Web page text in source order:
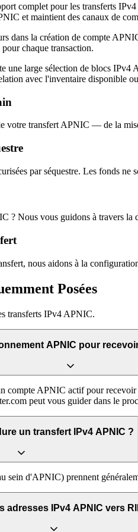
complet pour les transferts IPv4
et maintient des canaux de
dans la création de compte
chaque transaction.
une large sélection de blocs
avec l'inventaire disponible
votre transfert APNIC — de la
par séquestre. Les fonds
? Nous vous guidons à travers la
nous aidons à la
Posées
transferts IPv4 APNIC.
APNIC pour
compte APNIC actif pour
peut vous guider dans le
un transfert IPv4 APNIC ?
sein d'APNIC) prennent
adresses IPv4 APNIC vers